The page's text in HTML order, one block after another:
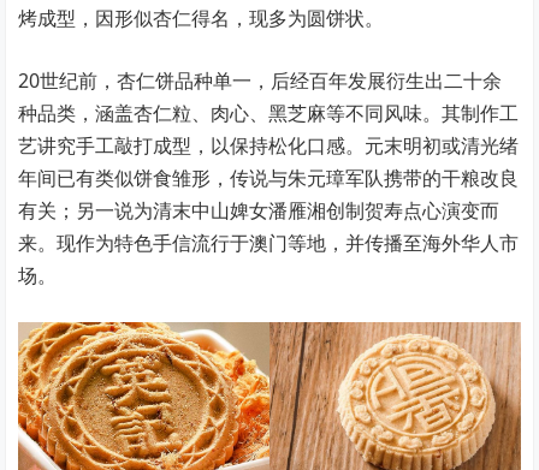
烤成型，因形似杏仁得名，现多为圆饼状。
20世纪前，杏仁饼品种单一，后经百年发展衍生出二十余
种品类，涵盖杏仁粒、肉心、黑芝麻等不同风味。其制作工
艺讲究手工敲打成型，以保持松化口感。元末明初或清光绪
年间已有类似饼食雏形，传说与朱元璋军队携带的干粮改良
有关；另一说为清末中山婢女潘雁湘创制贺寿点心演变而
来。现作为特色手信流行于澳门等地，并传播至海外华人市
场。